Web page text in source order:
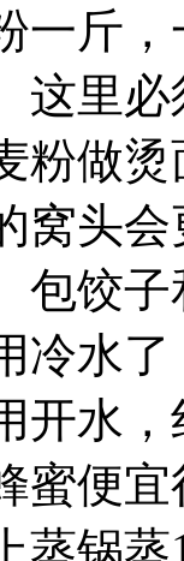
一斤
这里
粉做
窝头
包饺
冷水
开水
蜜便
蒸锅